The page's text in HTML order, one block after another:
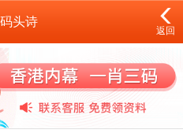
头诗
返回